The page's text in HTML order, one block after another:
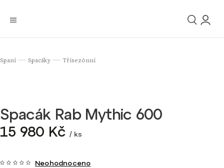
Spaní / Spacáky / Třísezónní
Spacák Rab Mythic 600
15 980 Kč / ks
Neohodnoceno